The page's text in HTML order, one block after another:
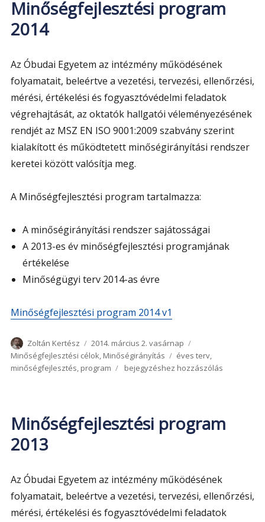
Minőségfejlesztési program
2014
Az Óbudai Egyetem az intézmény működésének
folyamatait, beleértve a vezetési, tervezési, ellenőrzési,
mérési, értékelési és fogyasztóvédelmi feladatok
végrehajtását, az oktatók hallgatói véleményezésének
rendjét az MSZ EN ISO 9001:2009 szabvány szerint
kialakított és működtetett minőségirányítási rendszer
keretei között valósítja meg.
A Minőségfejlesztési program tartalmazza:
A minőségirányítási rendszer sajátosságai
A 2013-es év minőségfejlesztési programjának
értékelése
Minőségügyi terv 2014-as évre
Minőségfejlesztési program 2014 v1
Szerző
Zoltán Kertész Közzétéve
2014. március 2. vasárnap
Minőségfejlesztési célok, Minőségirányítás Címke
éves terv,
minőségfejlesztés, program
Minőségfejlesztési
bejegyzéshez hozzászólás
Minőségfejlesztési program
2013
Az Óbudai Egyetem az intézmény működésének
folyamatait, beleértve a vezetési, tervezési, ellenőrzési,
mérési, értékelési és fogyasztóvédelmi feladatok